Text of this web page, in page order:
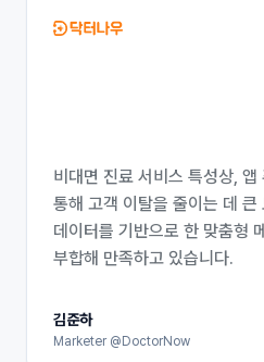
비대면 진료 서비스 특성상,
통해 고객 이탈을 줄이는 데 큰
데이터를 기반으로 한 맞춤형
부합해 만족하고 있습니다.
김준하
Marketer @DoctorNow